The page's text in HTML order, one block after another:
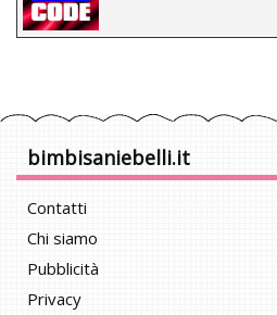
bimbisaniebelli.it
Contatti
Chi siamo
Pubblicità
Privacy